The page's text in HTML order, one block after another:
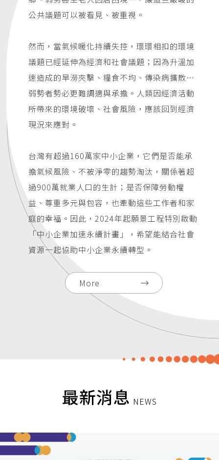
公共議題可以被看見、被重視。
然而，當氣候暖化持續失控，環環相扣的環境
議題已經延伸為經濟和社會議題；因為升溫加
速造成的旱澇夾擊、糧食不均、傳染病擴散…
弱勢者勢必更難調適與承擔。人類因經濟活動
所帶來的環境破壞、社會風險，應該回到經濟
現況來應對。
台灣有超過160萬家中小企業，它們是否能承
擔氣候風險、不被淨零的趨勢淘汰，關係著超
過900萬就業人口的生計；是否保障勞動權
益、尊重多元與包容，也牽動這些工作者和家
庭的幸福。因此，2024年起願景工程特別啟動
「中小企業加速永續計畫」，希望能結合社會
資源一起協助中小企業永續轉型。
More
最新消息 NEWS